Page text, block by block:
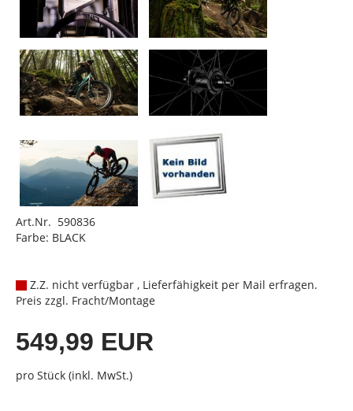
Art.Nr. 590836
Farbe: BLACK
Z.Z. nicht verfügbar , Lieferfähigkeit per Mail erfragen.
Preis zzgl. Fracht/Montage
549,99 EUR
pro Stück (inkl. MwSt.)